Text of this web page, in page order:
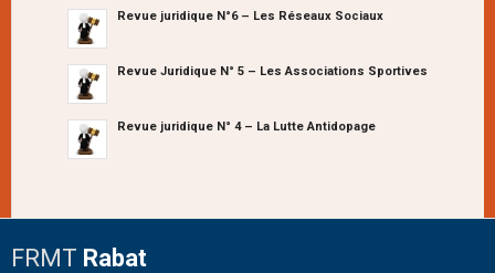
Revue juridique N°6 – Les Réseaux Sociaux
Revue Juridique N° 5 – Les Associations Sportives
Revue juridique N° 4 – La Lutte Antidopage
FRMT Rabat